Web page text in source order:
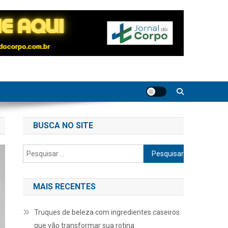
BUSCA NO SITE
Pesquisar
por:
MAIS RECENTES
Truques de beleza com ingredientes caseiros
que vão transformar sua rotina